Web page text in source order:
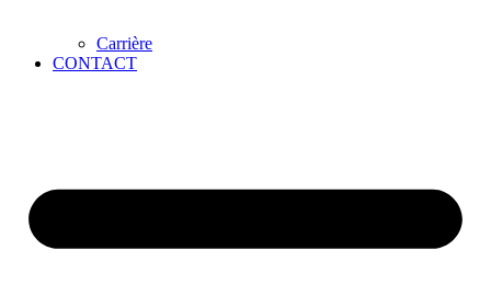
Carrière
CONTACT